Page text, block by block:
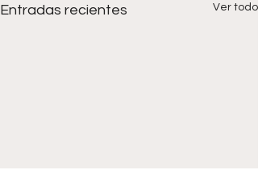
Entradas recientes Ver todo